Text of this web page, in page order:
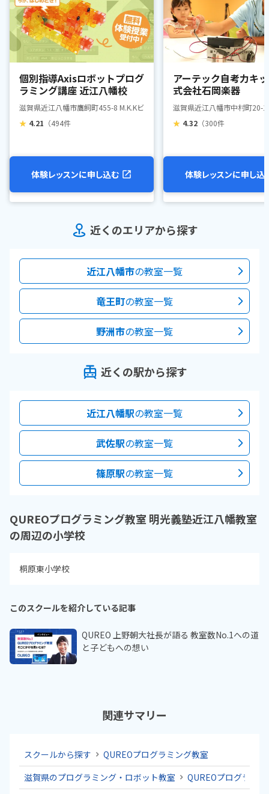
個別指導Axisロボットプログ
ラミング講座 近江八幡校
滋賀県近江八幡市鷹飼町455-8 M.K.Kビル 2F
★ 4.21 （494件
体験レッスンに申し込む
アーテック自考力キ
式会社石岡楽器
滋賀県近江八幡市中村町20-1
★ 4.32 （300件
体験レッスンに申し込
近くのエリアから探す
近江八幡市の教室一覧
竜王町の教室一覧
野洲市の教室一覧
近くの駅から探す
近江八幡駅の教室一覧
武佐駅の教室一覧
篠原駅の教室一覧
QUREOプログラミング教室 明光義塾近江八幡教室
の周辺の小学校
桐原東小学校
このスクールを紹介している記事
QUREO 上野朝大社長が語る 教室数No.1への道
と子どもへの想い
関連サマリー
スクールから探す
QUREOプログラミング教室
滋賀県のプログラミング・ロボット教室
QUREOプログラミ